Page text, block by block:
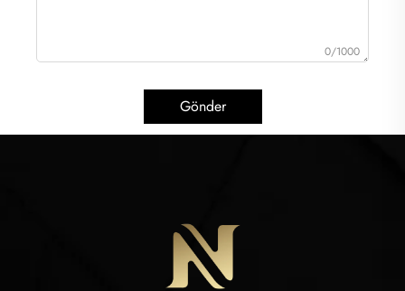
0/1000
Gönder